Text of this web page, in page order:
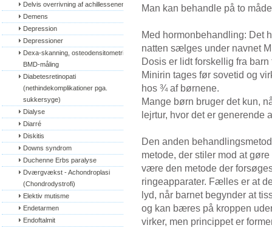
Delvis overrivning af achillessenen
Demens
Depression
Depressioner
Dexa-skanning, osteodensitometri,
BMD-måling
Diabetesretinopati
(nethindekomplikationer pga.
sukkersyge)
Dialyse
Diarré
Diskitis
Downs syndrom
Duchenne Erbs paralyse
Dværgvækst - Achondroplasi
(Chondrodystrofi)
Elektiv mutisme
Endetarmen
Endoftalmit
Man kan behandle på to
Med hormonbehandling: Det
natten sælges under navnet
Dosis er lidt forskellig fra
Minirin tages før sovetid og
hos ¾ af børnene.
Mange børn bruger det kun,
lejrtur, hvor det er generende
Den anden
metode, der stiler mod at
være den metode der
ringeapparater. Fælles er at
lyd, når barnet begynder at
og kan bæres på kroppen
virker, men princippet er